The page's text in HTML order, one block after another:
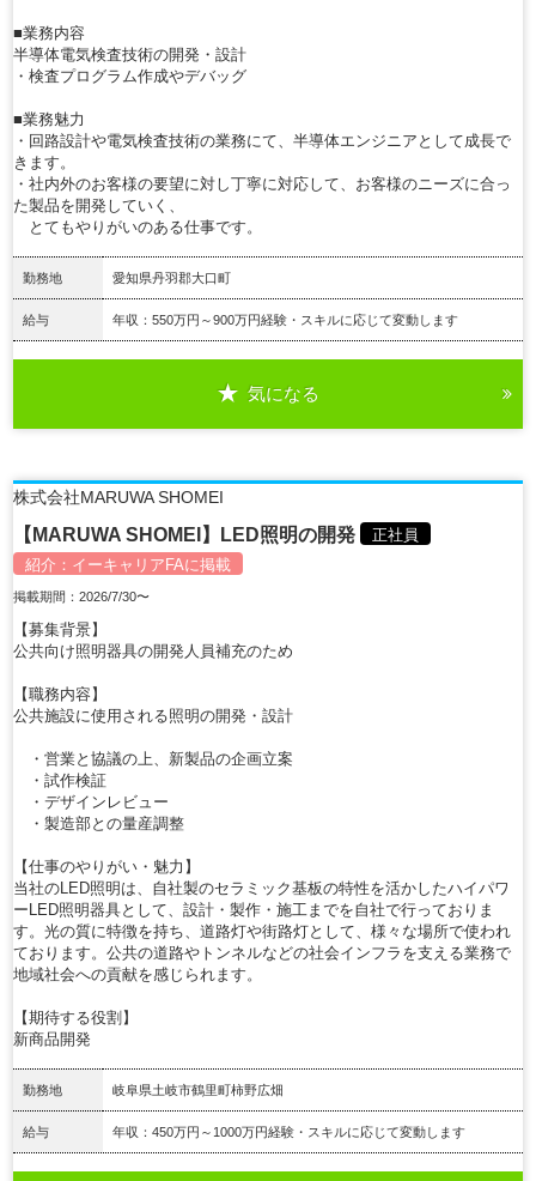
■業務内容
半導体電気検査技術の開発・設計
・検査プログラム作成やデバッグ
■業務魅力
・回路設計や電気検査技術の業務にて、半導体エンジニアとして成長で
きます。
・社内外のお客様の要望に対し丁寧に対応して、お客様のニーズに合っ
た製品を開発していく、
とてもやりがいのある仕事です。
勤務地 愛知県丹羽郡大口町
給与 年収：550万円～900万円経験・スキルに応じて変動します
気になる
株式会社MARUWA SHOMEI
【MARUWA SHOMEI】LED照明の開発
正社員
紹介： イーキャリアFAに掲載
掲載期間：2026/7/30〜
【募集背景】
公共向け照明器具の開発人員補充のため
【職務内容】
公共施設に使用される照明の開発・設計
・営業と協議の上、新製品の企画立案
・試作検証
・デザインレビュー
・製造部との量産調整
【仕事のやりがい・魅力】
当社のLED照明は、自社製のセラミック基板の特性を活かしたハイパワ
ーLED照明器具として、設計・製作・施工までを自社で行っておりま
す。光の質に特徴を持ち、道路灯や街路灯として、様々な場所で使われ
ております。公共の道路やトンネルなどの社会インフラを支える業務で
地域社会への貢献を感じられます。
【期待する役割】
新商品開発
勤務地 岐阜県土岐市鶴里町柿野広畑
給与 年収：450万円～1000万円経験・スキルに応じて変動します